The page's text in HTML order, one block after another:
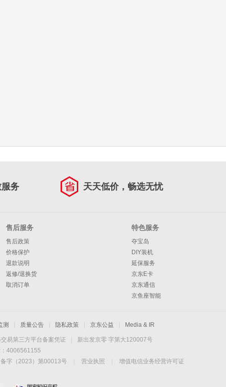
务 天天低价，畅选无忧
售后服务
售后政策
价格保护
退款说明
返修/退换货
取消订单
特色服务
夺宝岛
DIY装机
延保服务
京东E卡
京东通信
京鱼座智能
测 质量公告 隐私政策 京东公益 Media & IR
易第三方平台备案凭证
新出发京零 字第大120007号
4006561155
字（2023）第00013号 营业执照
增值电信业务经营许可证